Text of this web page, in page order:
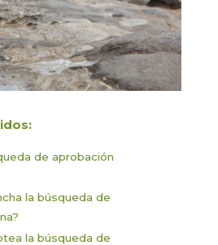
de aprobación
la búsqueda de
la búsqueda de